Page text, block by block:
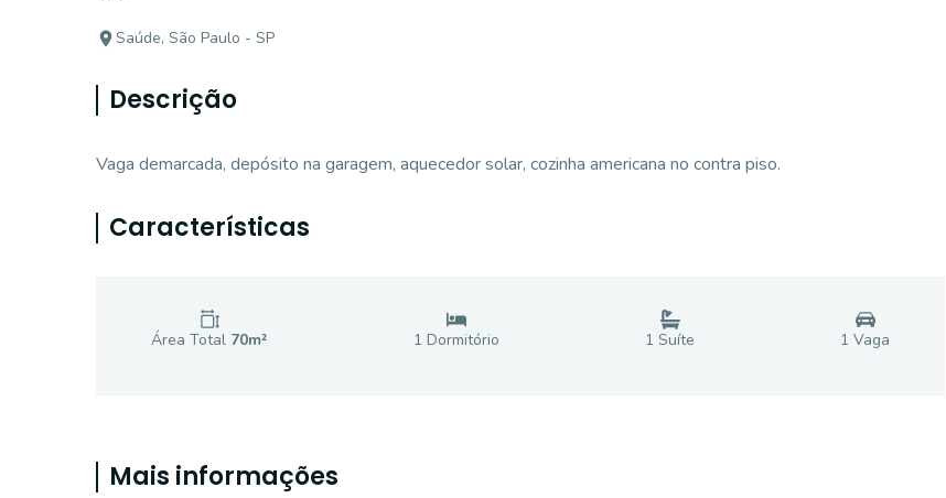
Saúde, São Paulo - SP
Descrição
Vaga demarcada, depósito na garagem, aquecedor solar, cozinha americana no contra piso.
Características
Área Total 70m² 1 Dormitório 1 Suíte 1 Vaga
Mais informações